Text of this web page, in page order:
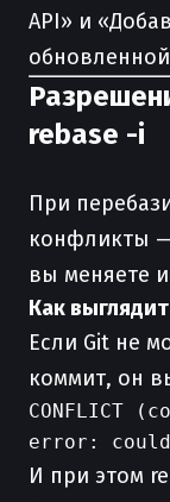
API» и
rebase -i
При
конфликты
вы меняете
Как
Если Git не
коммит, он
CONFLICT
И при этом